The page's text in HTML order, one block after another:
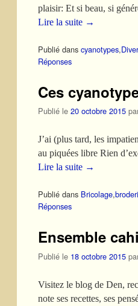
plaisir: Et si beau, si
Lire la suite →
Publié dans cyanotypes,
Réponses
Ces
Publié le 20 octobre 2015
J’ai (plus tard, les
au piquées libre Rien
Lire la suite →
Publié dans Bricolage,
Réponses
Ensemble
Publié le 18 octobre 2015
Visitez le blog de Den,
note ses recettes, ses